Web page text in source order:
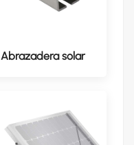
Abrazadera solar